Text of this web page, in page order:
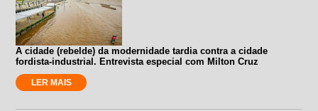
A cidade (rebelde) da modernidade tardia contra a cidade
fordista-industrial. Entrevista especial com Milton Cruz
LER MAIS